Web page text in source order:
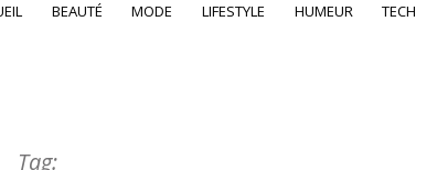
BEAUTÉ MODE LIFESTYLE HUMEUR TECH
Tag: